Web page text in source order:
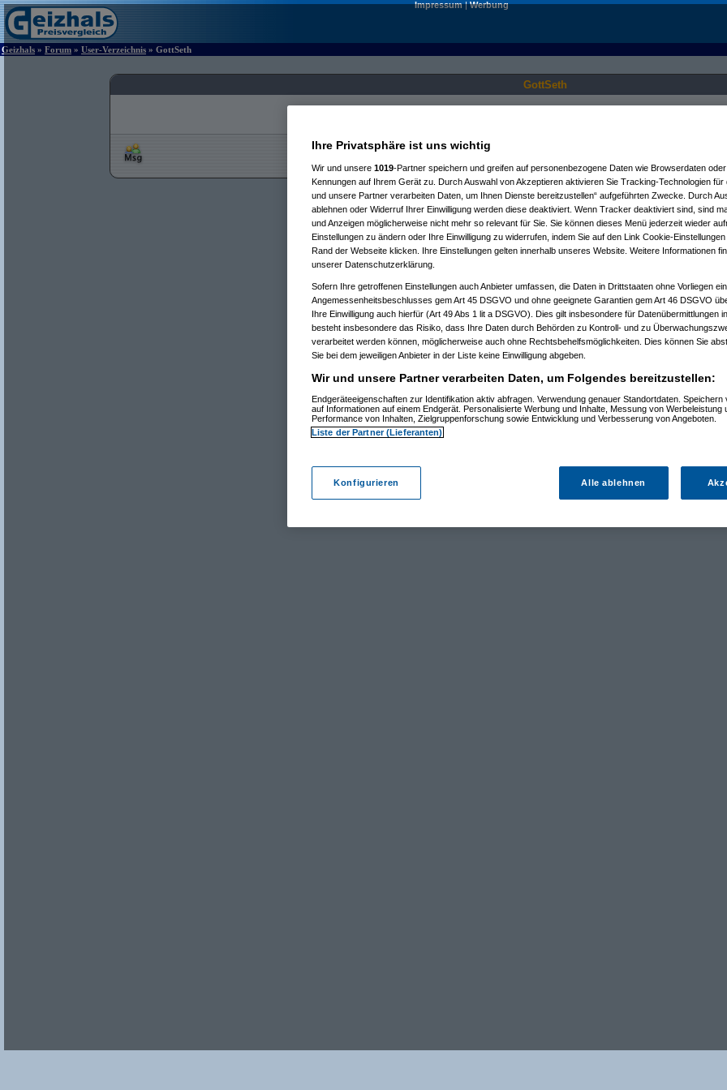
Impressum|Werbung
Geizhals » Forum » User-Verzeichnis » GottSeth
GottSeth
Ihre Privatsphäre ist uns wichtig
Wir und unsere 1019-Partner speichern und greifen auf personenbezogene Daten wie Browserdaten
Kennungen auf Ihrem Gerät zu. Durch Auswahl von Akzeptieren aktivieren Sie Tracking-Technologien für
und unsere Partner verarbeiten Daten, um Ihnen Dienste bereitzustellen“ aufgeführten Zwecke. Durch
ablehnen oder Widerruf Ihrer Einwilligung werden diese deaktiviert. Wenn Tracker deaktiviert sind, sind
und Anzeigen möglicherweise nicht mehr so relevant für Sie. Sie können dieses Menü jederzeit wieder
Einstellungen zu ändern oder Ihre Einwilligung zu widerrufen, indem Sie auf den Link Cookie-
Rand der Webseite klicken. Ihre Einstellungen gelten innerhalb unseres Website. Weitere Informationen
unserer Datenschutzerklärung.
Sofern Ihre getroffenen Einstellungen auch Anbieter umfassen, die Daten in Drittstaaten ohne Vorliegen
Angemessenheitsbeschlusses gem Art 45 DSGVO und ohne geeignete Garantien gem Art 46 DSGVO
Ihre Einwilligung auch hierfür (Art 49 Abs 1 lit a DSGVO). Dies gilt insbesondere für Datenübermittlungen
besteht insbesondere das Risiko, dass Ihre Daten durch Behörden zu Kontroll- und zu
verarbeitet werden können, möglicherweise auch ohne Rechtsbehelfsmöglichkeiten. Dies können Sie
Sie bei dem jeweiligen Anbieter in der Liste keine Einwilligung abgeben.
Wir und unsere Partner verarbeiten Daten, um Folgendes bereitzustellen:
Endgeräteeigenschaften zur Identifikation aktiv abfragen. Verwendung genauer Standortdaten. Speichern
auf Informationen auf einem Endgerät. Personalisierte Werbung und Inhalte, Messung von Werbeleistung
Performance von Inhalten, Zielgruppenforschung sowie Entwicklung und Verbesserung von Angeboten.
Liste der Partner (Lieferanten)
Konfigurieren Alle ablehnen